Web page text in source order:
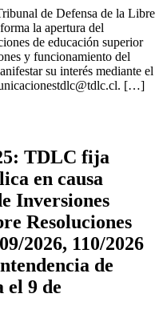
de Defensa de la Libre
la apertura del
de educación superior
y funcionamiento del
su interés mediante el
. […]
TDLC fija
en causa
Inversiones
Resoluciones
2026, 110/2026
de
el 9 de